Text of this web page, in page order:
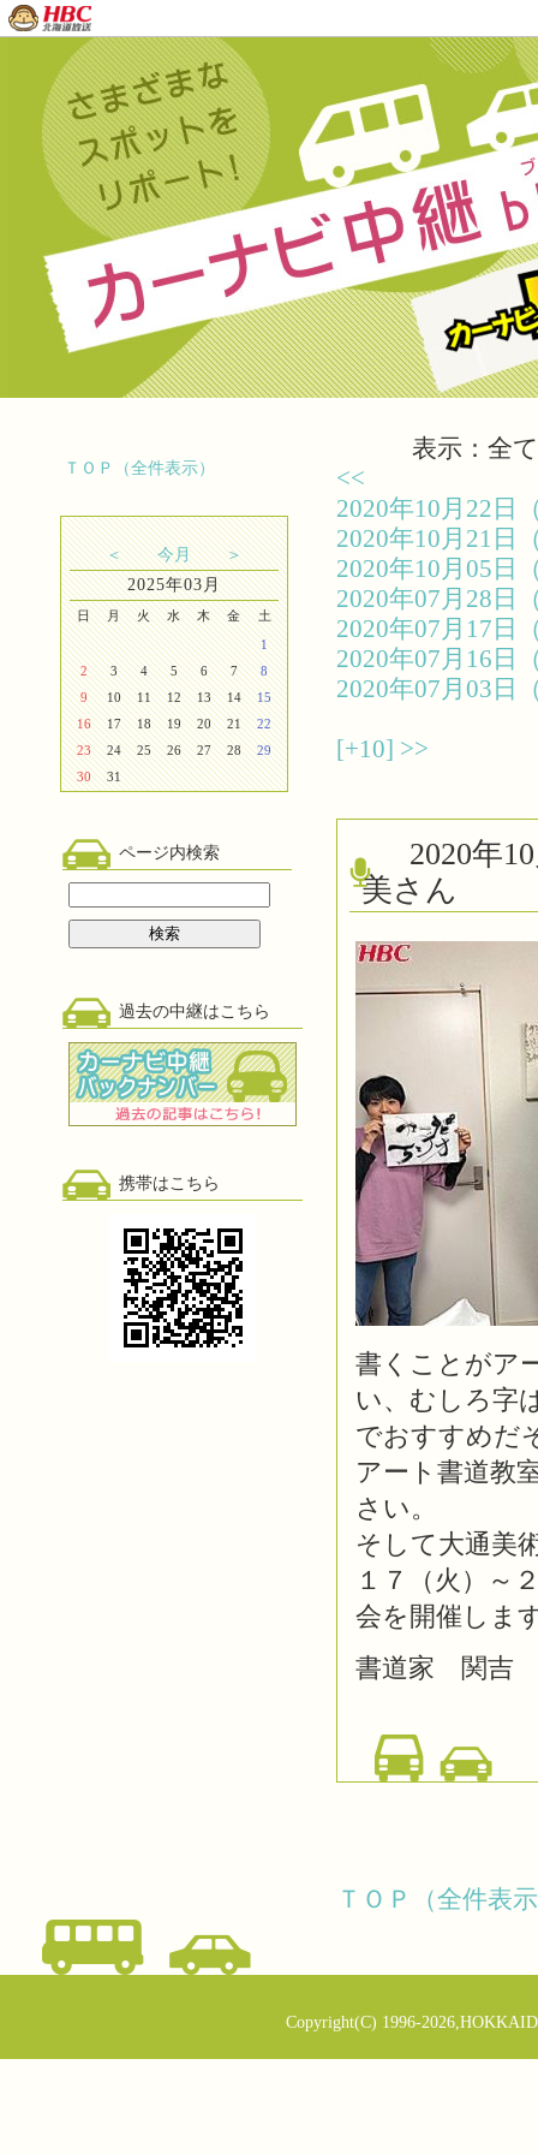
ＴＯＰ（全件表示）
＜ 今月
＞
2025年03月
日 月 火 水 木 金
土
1
2
3 4 5 6 7
8
9
10 11 12 13 14
15
16
17 18 19 20 21
22
23
24 25 26 27 28
29
30
31
ページ内検索
過去の中継はこちら
携帯はこちら
表示：全て
<<
2020年10月22
2020年10月21
2020年10月05
2020年07月28
2020年07月17
2020年07月16
2020年07月03
[+10] >>
2020年
美さん
書くことがア
い、むしろ字
でおすすめだ
アート書道教
さい。
そして大通美
１７（火）～
会を開催しま
書道家 関吉
ＴＯＰ（全件表
Copyright(C) 1996-